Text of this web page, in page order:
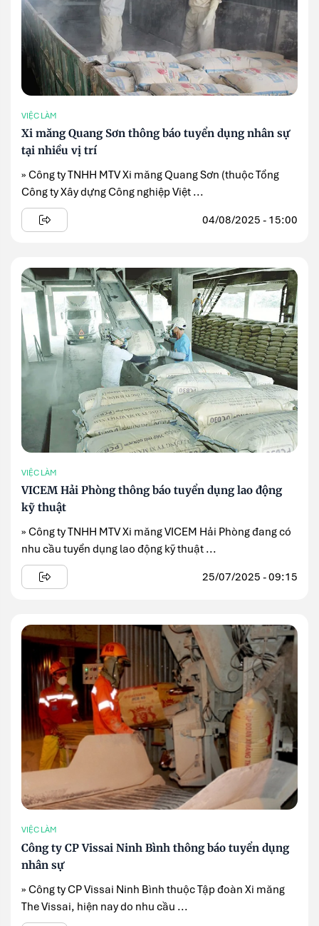
VIỆC LÀM
Xi măng Quang Sơn thông báo tuyển dụng nhân sự
tại nhiều vị trí
» Công ty TNHH MTV Xi măng Quang Sơn (thuộc Tổng
Công ty Xây dựng Công nghiệp Việt ...
04/08/2025 - 15:00
VIỆC LÀM
VICEM Hải Phòng thông báo tuyển dụng lao động
kỹ thuật
» Công ty TNHH MTV Xi măng VICEM Hải Phòng đang có
nhu cầu tuyển dụng lao động kỹ thuật ...
25/07/2025 - 09:15
VIỆC LÀM
Công ty CP Vissai Ninh Bình thông báo tuyển dụng
nhân sự
» Công ty CP Vissai Ninh Bình thuộc Tập đoàn Xi măng
The Vissai, hiện nay do nhu cầu ...